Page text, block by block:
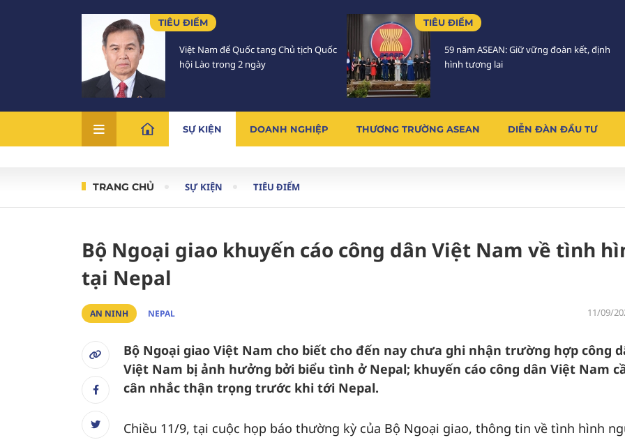
TIÊU ĐIỂM
Việt Nam để Quốc tang Chủ tịch Quốc
hội Lào trong 2 ngày
TIÊU ĐIỂM
59 năm ASEAN: Giữ vững đoàn kết, định
hình tương lai
SỰ KIỆN DOANH NGHIỆP THƯƠNG TRƯỜNG ASEAN DIỄN ĐÀN ĐẦU TƯ
TRANG CHỦ SỰ KIỆN TIÊU ĐIỂM
Bộ Ngoại giao khuyến cáo công dân Việt Nam về tình
tại Nepal
AN NINH NEPAL 11/09/
Bộ Ngoại giao Việt Nam cho biết cho đến nay chưa ghi nhận trường hợp công
Việt Nam bị ảnh hưởng bởi biểu tình ở Nepal; khuyến cáo công dân Việt Nam
cân nhắc thận trọng trước khi tới Nepal.
Chiều 11/9, tại cuộc họp báo thường kỳ của Bộ Ngoại giao, thông tin về tình hình